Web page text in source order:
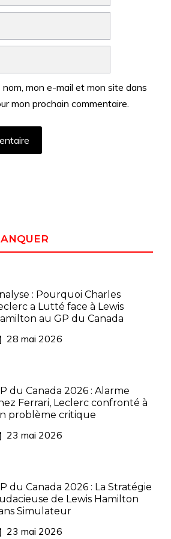
mon e-mail et mon site dans
mon prochain commentaire.
: Pourquoi Charles
a Lutté face à Lewis
au GP du Canada
28 mai 2026
du Canada 2026 : Alarme
Ferrari, Leclerc confronté à
problème critique
23 mai 2026
du Canada 2026 : La Stratégie
de Lewis Hamilton
Simulateur
23 mai 2026